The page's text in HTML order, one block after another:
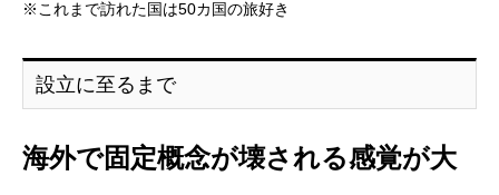
※これまで訪れた国は50カ国の旅好き
設立に至るまで
海外で固定概念が壊される感覚が大